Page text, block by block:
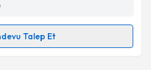
Talep Et
Talebi